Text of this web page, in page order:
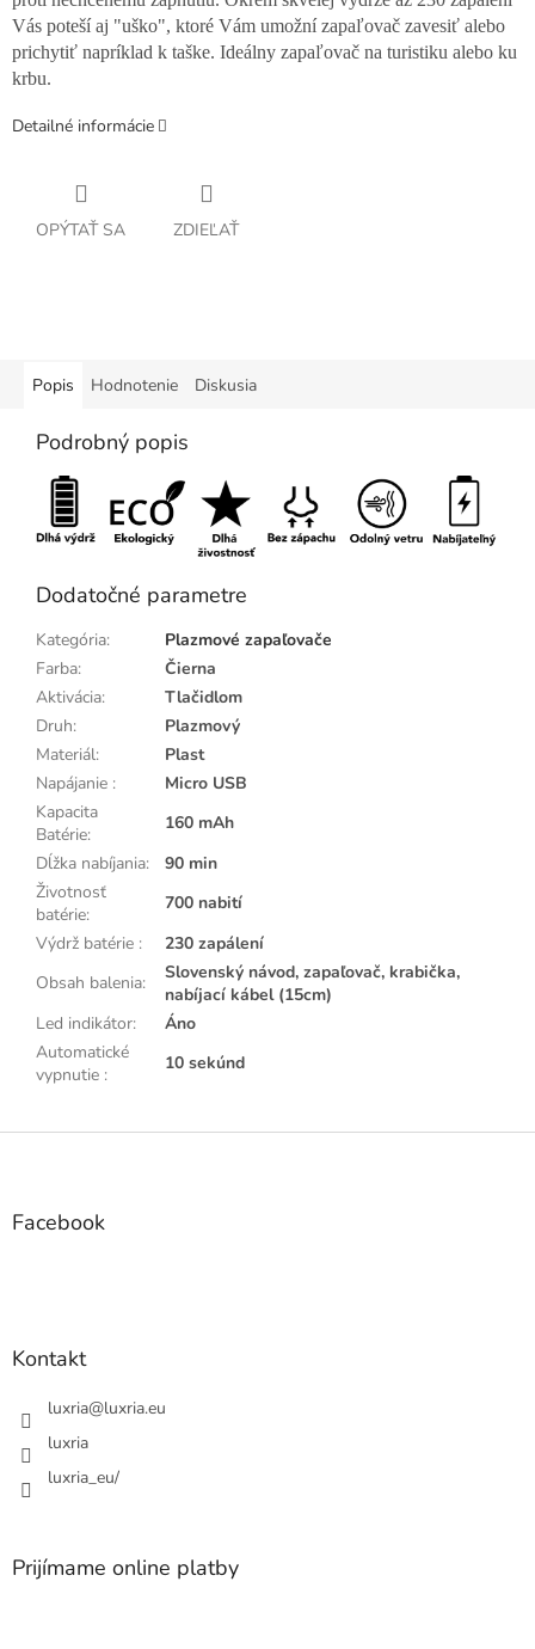
Vás poteší aj "uško", ktoré Vám umožní zapaľovač zavesiť alebo
prichytiť napríklad k taške. Ideálny zapaľovač na turistiku alebo ku
krbu.
Detailné informácie
OPÝTAŤ SA ZDIEĽAŤ
Popis Hodnotenie Diskusia
Podrobný popis
Dodatočné parametre
Kategória:
Plazmové zapaľovače
Farba:
Čierna
Aktivácia:
Tlačidlom
Druh:
Plazmový
Materiál:
Plast
Napájanie :
Micro USB
Kapacita
Batérie:
160 mAh
Dĺžka nabíjania:
90 min
Životnosť
batérie:
700 nabití
Výdrž batérie :
230 zapálení
Obsah balenia:
Slovenský návod, zapaľovač, krabička,
nabíjací kábel (15cm)
Led indikátor:
Áno
Automatické
vypnutie :
10 sekúnd
Z
Facebook
Kontakt
luxria@luxria.eu
luxria
luxria_eu/
Prijímame online platby